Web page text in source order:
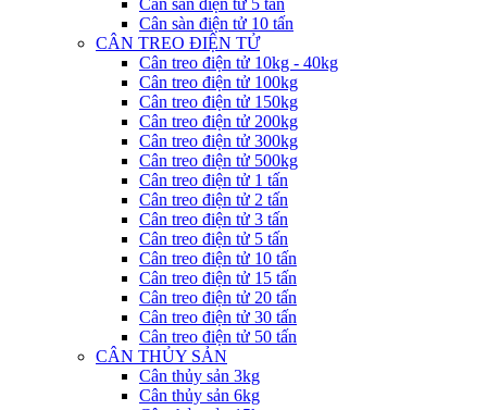
Cân sàn điện tử 10 tấn
CÂN TREO ĐIỆN TỬ
Cân treo điện tử 10kg - 40kg
Cân treo điện tử 100kg
Cân treo điện tử 150kg
Cân treo điện tử 200kg
Cân treo điện tử 300kg
Cân treo điện tử 500kg
Cân treo điện tử 1 tấn
Cân treo điện tử 2 tấn
Cân treo điện tử 3 tấn
Cân treo điện tử 5 tấn
Cân treo điện tử 10 tấn
Cân treo điện tử 15 tấn
Cân treo điện tử 20 tấn
Cân treo điện tử 30 tấn
Cân treo điện tử 50 tấn
CÂN THỦY SẢN
Cân thủy sản 3kg
Cân thủy sản 6kg